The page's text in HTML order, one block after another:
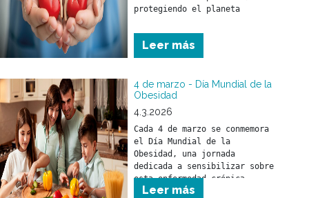
protegiendo el planeta
Leer más
4 de marzo - Día Mundial de la
Obesidad
4.3.2026
Cada 4 de marzo se conmemora
el Día Mundial de la
Obesidad, una jornada
dedicada a sensibilizar sobre
esta enfermedad crónica,
compleja y creciente que
Leer más